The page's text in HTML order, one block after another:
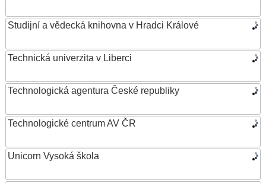
Studijní a vědecká knihovna v Hradci Králové
Technická univerzita v Liberci
Technologická agentura České republiky
Technologické centrum AV ČR
Unicorn Vysoká škola